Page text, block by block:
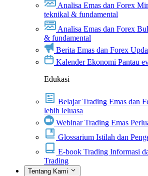
Analisa Emas dan Forex
teknikal & fundamental
Analisa Emas dan Forex
& fundamental
Berita Emas dan Forex
Kalender Ekonomi Pantau
Edukasi
Belajar Trading Emas dan
lebih leluasa
Webinar Trading Emas
Glossarium Istilah dan
E-book Trading Informasi
Trading
Tentang Kami